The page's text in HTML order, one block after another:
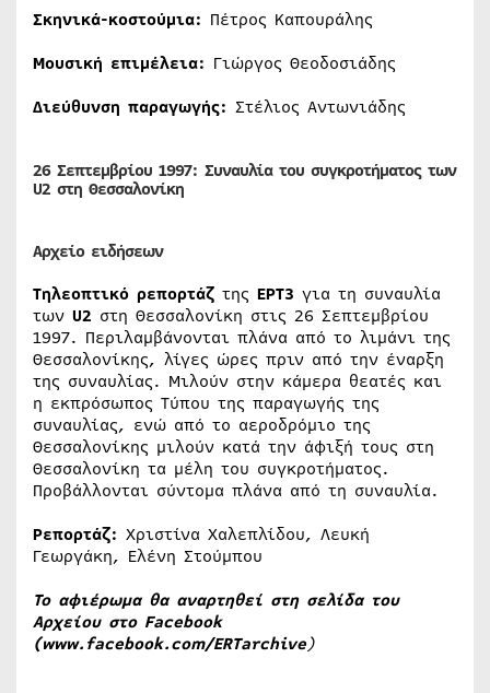
Σκηνικά-κοστούμια: Πέτρος Καπουράλης
Μουσική επιμέλεια: Γιώργος Θεοδοσιάδης
Διεύθυνση παραγωγής: Στέλιος Αντωνιάδης
26 Σεπτεμβρίου 1997: Συναυλία του συγκροτήματος των
U2 στη Θεσσαλονίκη
Αρχείο ειδήσεων
Τηλεοπτικό ρεπορτάζ της ΕΡΤ3 για τη συναυλία
των U2 στη Θεσσαλονίκη στις 26 Σεπτεμβρίου
1997. Περιλαμβάνονται πλάνα από το λιμάνι της
Θεσσαλονίκης, λίγες ώρες πριν από την έναρξη
της συναυλίας. Μιλούν στην κάμερα θεατές και
η εκπρόσωπος Τύπου της παραγωγής της
συναυλίας, ενώ από το αεροδρόμιο της
Θεσσαλονίκης μιλούν κατά την άφιξή τους στη
Θεσσαλονίκη τα μέλη του συγκροτήματος.
Προβάλλονται σύντομα πλάνα από τη συναυλία.
Ρεπορτάζ: Χριστίνα Χαλεπλίδου, Λευκή
Γεωργάκη, Ελένη Στούμπου
Το αφιέρωμα θα αναρτηθεί στη σελίδα του
Αρχείου στο Facebook
(www.facebook.com/ERTarchive)